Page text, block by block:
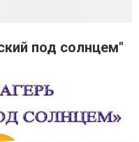
под солнцем"